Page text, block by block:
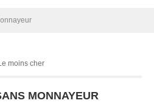
moins cher
MONNAYEUR